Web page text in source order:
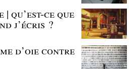
qu’est-ce que
j’écris ?
d’oie contre